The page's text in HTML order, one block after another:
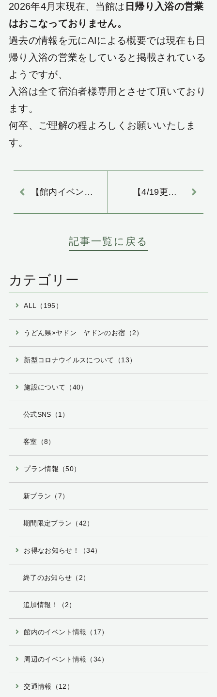
2026年4月末現在、当館は 日帰り入浴の営業
はおこなっておりません。
過去の情報を元にAIによる概要では現在も日
帰り入浴の営業をしていると掲載されている
ようですが、
入浴は全て宿泊者様専用とさせて頂いており
ます。
何卒、ご理解の程よろしくお願いいたしま
す。
【館内イベン
ウイーク)のビン
【4/19更新】
季限定プレミア
記事一覧に戻る
カテゴリー
ALL（195）
うどん県×ヤドン ヤドンのお宿（2）
新型コロナウイルスについて（13）
施設について（40）
公式SNS（1）
客室（8）
プラン情報（50）
新プラン（7）
期間限定プラン（42）
お得なお知らせ！（34）
終了のお知らせ（2）
追加情報！（2）
館内のイベント情報（17）
周辺のイベント情報（34）
交通情報（12）
0877-75-1000